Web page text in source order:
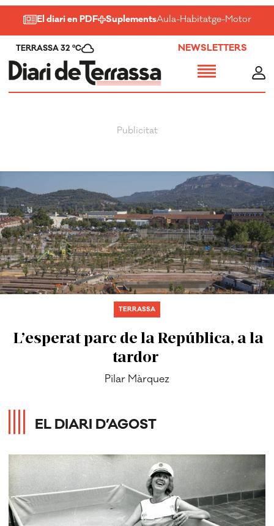
El diari en PDF SuplementsAula-Habitatge-Motor-
TERRASSA 32 ºC NEWSLETTERS
TERRASSA
L’esperat parc de la República, a la
tardor
Pilar Màrquez
EL DIARI D’AGOST